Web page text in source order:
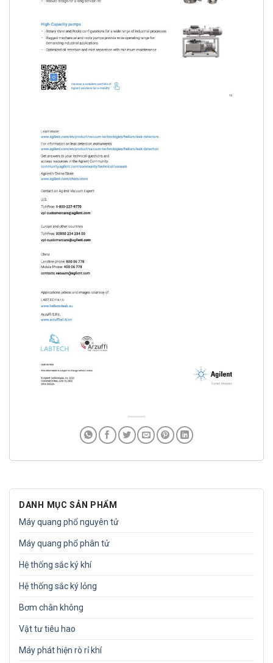
DANH MỤC SẢN PHẨM
Máy quang phổ nguyên tử
Máy quang phổ phân tử
Hệ thống sắc ký khí
Hệ thống sắc ký lỏng
Bơm chân không
Vật tư tiêu hao
Máy phát hiện rò rỉ khí